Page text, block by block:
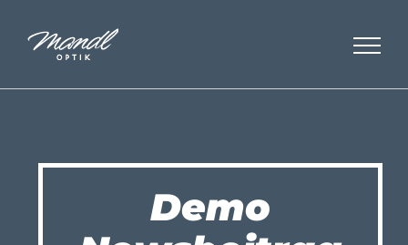
Inhalt
springen
Demo